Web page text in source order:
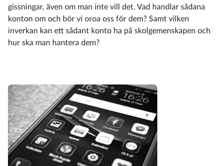
gissningar, även om man inte vill det. Vad handlar sådana
konton om och bör vi oroa oss för dem? Samt vilken
inverkan kan ett sådant konto ha på skolgemenskapen och
hur ska man hantera dem?